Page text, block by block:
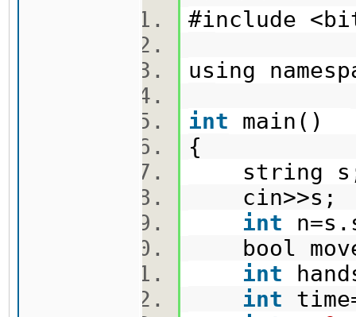
#include
using
int main()
{
string
int
bool
int
int